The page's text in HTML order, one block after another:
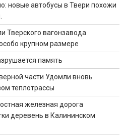
новые автобусы в Твери похожи
Тверского вагонзавода
крупном размере
память
части Удомли вновь
теплотрассы
железная дорога
деревень в Калининском